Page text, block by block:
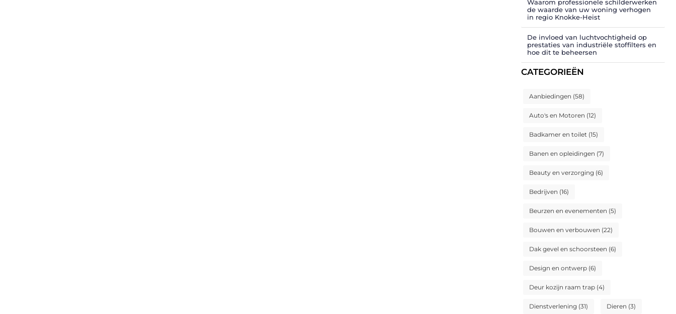
Waarom professionele schilderwerken
de waarde van uw woning verhogen
in regio Knokke-Heist
De invloed van luchtvochtigheid op
prestaties van industriële stoffilters en
hoe dit te beheersen
CATEGORIEËN
Aanbiedingen (58)
Auto's en Motoren (12)
Badkamer en toilet (15)
Banen en opleidingen (7)
Beauty en verzorging (6)
Bedrijven (16)
Beurzen en evenementen (5)
Bouwen en verbouwen (22)
Dak gevel en schoorsteen (6)
Design en ontwerp (6)
Deur kozijn raam trap (4)
Dienstverlening (31) Dieren (3)